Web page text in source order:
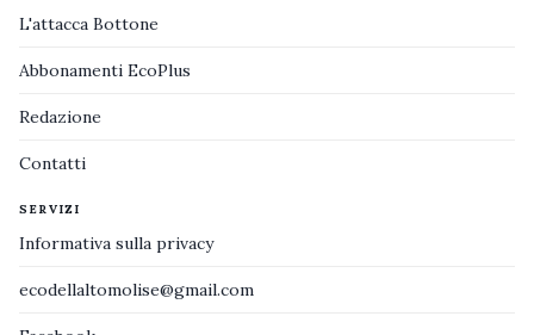
L'attacca Bottone
Abbonamenti EcoPlus
Redazione
Contatti
SERVIZI
Informativa sulla privacy
ecodellaltomolise@gmail.com